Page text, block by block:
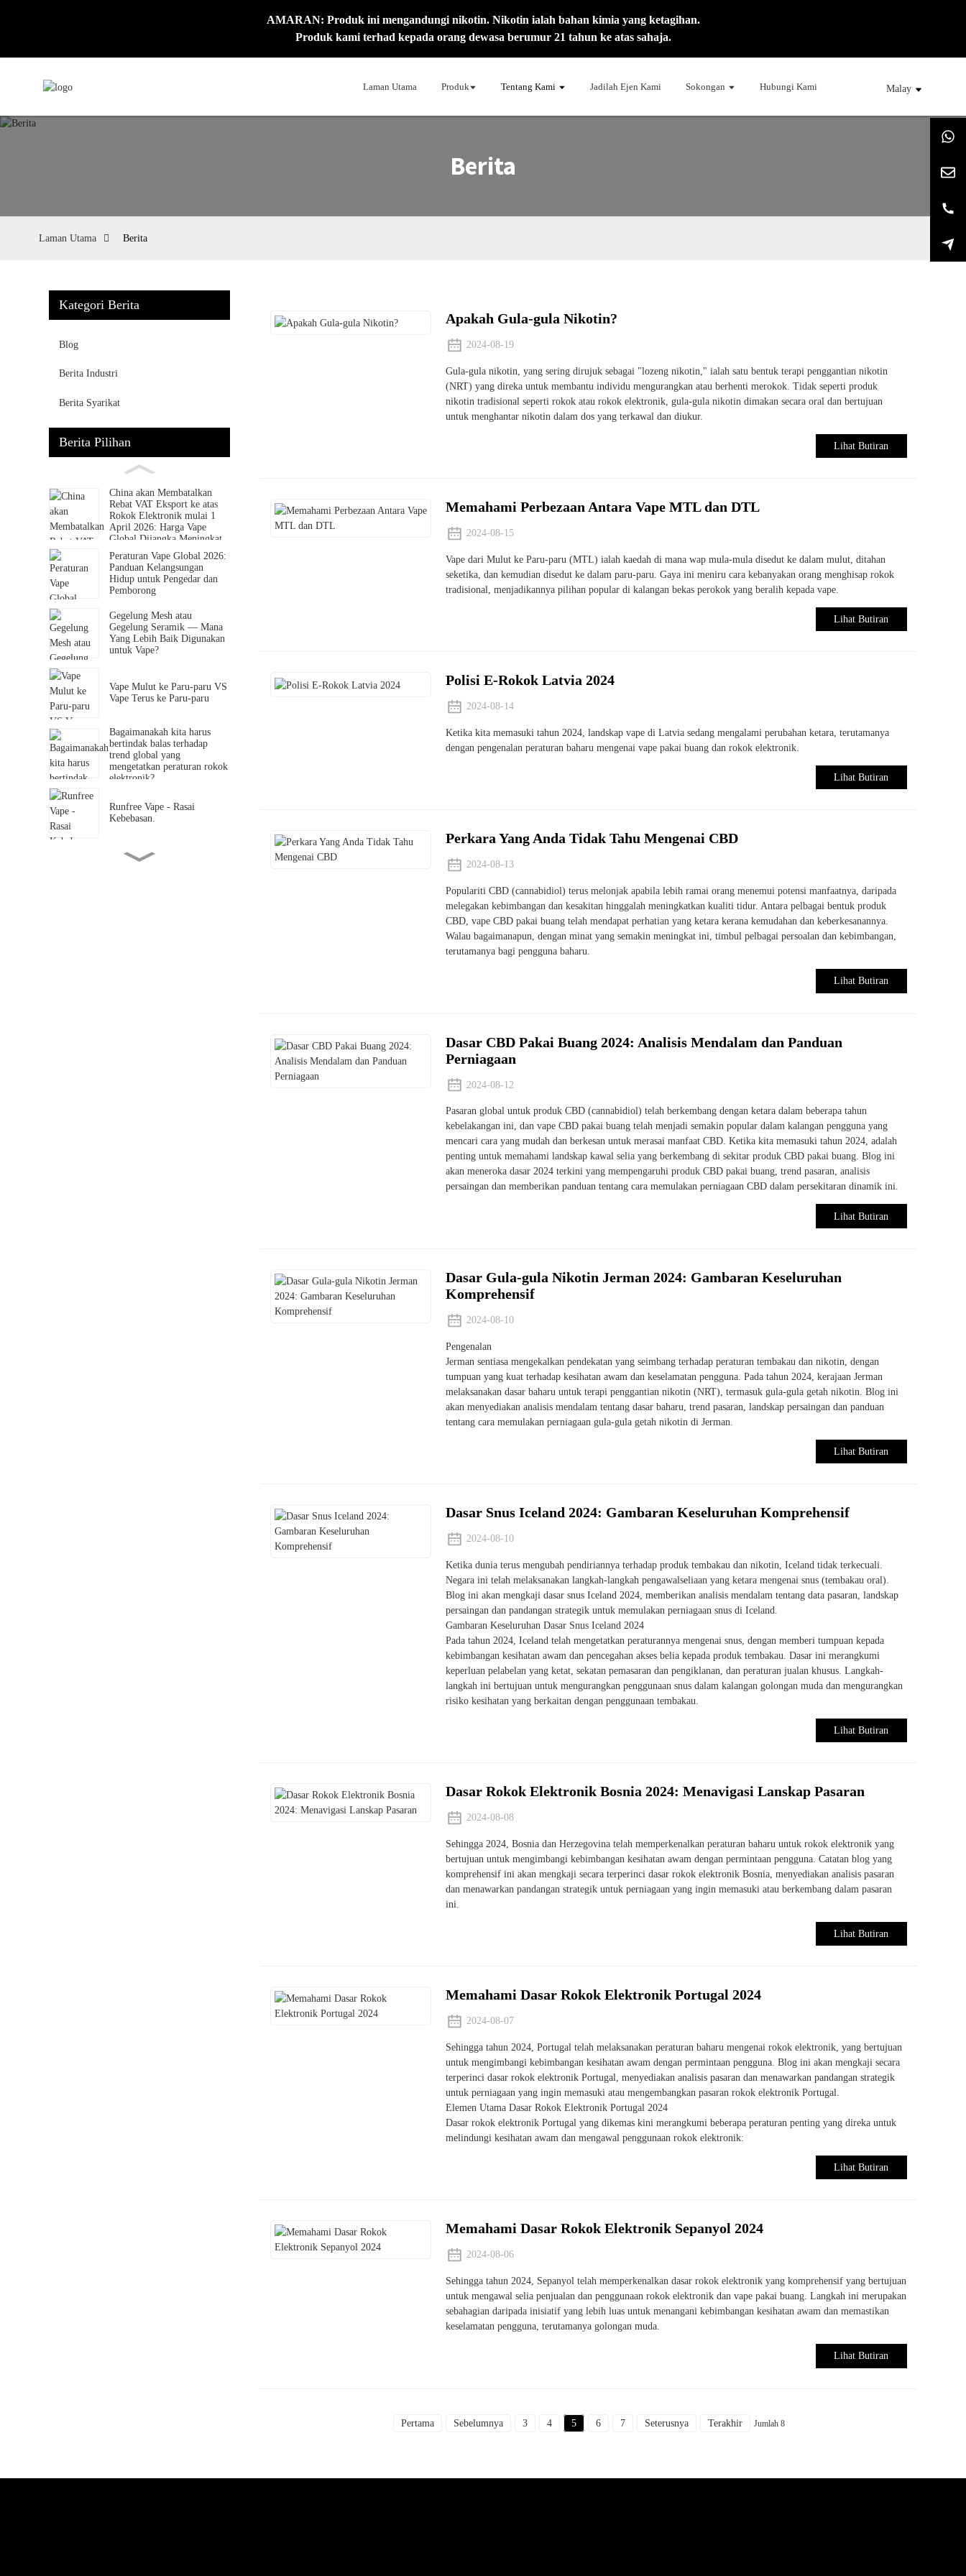
AMARAN: Produk ini mengandungi nikotin. Nikotin ialah bahan kimia yang ketagihan.
Produk kami terhad kepada orang dewasa berumur 21 tahun ke atas sahaja.
Laman Utama Produk Tentang Kami Jadilah Ejen Kami Sokongan Hubungi Kami Malay
Berita
Laman Utama Berita
Kategori Berita
Blog
Berita Industri
Berita Syarikat
Berita Pilihan
China akan Membatalkan
Rebat VAT Eksport ke atas
Rokok Elektronik mulai 1
April 2026: Harga Vape
Global Dijangka Meningkat
Peraturan Vape Global 2026:
Panduan Kelangsungan
Hidup untuk Pengedar dan
Pemborong
Gegelung Mesh atau
Gegelung Seramik — Mana
Yang Lebih Baik Digunakan
untuk Vape?
Vape Mulut ke Paru-paru VS
Vape Terus ke Paru-paru
Bagaimanakah kita harus
bertindak balas terhadap
trend global yang
mengetatkan peraturan rokok
elektronik?
Runfree Vape - Rasai
Kebebasan.
Apakah Gula-gula Nikotin?
2024-08-19
Gula-gula nikotin, yang sering dirujuk sebagai "lozeng nikotin," ialah satu bentuk terapi penggantian nikotin
(NRT) yang direka untuk membantu individu mengurangkan atau berhenti merokok. Tidak seperti produk
nikotin tradisional seperti rokok atau rokok elektronik, gula-gula nikotin dimakan secara oral dan bertujuan
untuk menghantar nikotin dalam dos yang terkawal dan diukur.
Lihat Butiran
Memahami Perbezaan Antara Vape MTL dan DTL
2024-08-15
Vape dari Mulut ke Paru-paru (MTL) ialah kaedah di mana wap mula-mula disedut ke dalam mulut, ditahan
seketika, dan kemudian disedut ke dalam paru-paru. Gaya ini meniru cara kebanyakan orang menghisap rokok
tradisional, menjadikannya pilihan popular di kalangan bekas perokok yang beralih kepada vape.
Lihat Butiran
Polisi E-Rokok Latvia 2024
2024-08-14
Ketika kita memasuki tahun 2024, landskap vape di Latvia sedang mengalami perubahan ketara, terutamanya
dengan pengenalan peraturan baharu mengenai vape pakai buang dan rokok elektronik.
Lihat Butiran
Perkara Yang Anda Tidak Tahu Mengenai CBD
2024-08-13
Populariti CBD (cannabidiol) terus melonjak apabila lebih ramai orang menemui potensi manfaatnya, daripada
melegakan kebimbangan dan kesakitan hinggalah meningkatkan kualiti tidur. Antara pelbagai bentuk produk
CBD, vape CBD pakai buang telah mendapat perhatian yang ketara kerana kemudahan dan keberkesanannya.
Walau bagaimanapun, dengan minat yang semakin meningkat ini, timbul pelbagai persoalan dan kebimbangan,
terutamanya bagi pengguna baharu.
Lihat Butiran
Dasar CBD Pakai Buang 2024: Analisis Mendalam dan Panduan
Perniagaan
2024-08-12
Pasaran global untuk produk CBD (cannabidiol) telah berkembang dengan ketara dalam beberapa tahun
kebelakangan ini, dan vape CBD pakai buang telah menjadi semakin popular dalam kalangan pengguna yang
mencari cara yang mudah dan berkesan untuk merasai manfaat CBD. Ketika kita memasuki tahun 2024, adalah
penting untuk memahami landskap kawal selia yang berkembang di sekitar produk CBD pakai buang. Blog ini
akan meneroka dasar 2024 terkini yang mempengaruhi produk CBD pakai buang, trend pasaran, analisis
persaingan dan memberikan panduan tentang cara memulakan perniagaan CBD dalam persekitaran dinamik ini.
Lihat Butiran
Dasar Gula-gula Nikotin Jerman 2024: Gambaran Keseluruhan
Komprehensif
2024-08-10
Pengenalan
Jerman sentiasa mengekalkan pendekatan yang seimbang terhadap peraturan tembakau dan nikotin, dengan
tumpuan yang kuat terhadap kesihatan awam dan keselamatan pengguna. Pada tahun 2024, kerajaan Jerman
melaksanakan dasar baharu untuk terapi penggantian nikotin (NRT), termasuk gula-gula getah nikotin. Blog ini
akan menyediakan analisis mendalam tentang dasar baharu, trend pasaran, landskap persaingan dan panduan
tentang cara memulakan perniagaan gula-gula getah nikotin di Jerman.
Lihat Butiran
Dasar Snus Iceland 2024: Gambaran Keseluruhan Komprehensif
2024-08-10
Ketika dunia terus mengubah pendiriannya terhadap produk tembakau dan nikotin, Iceland tidak terkecuali.
Negara ini telah melaksanakan langkah-langkah pengawalseliaan yang ketara mengenai snus (tembakau oral).
Blog ini akan mengkaji dasar snus Iceland 2024, memberikan analisis mendalam tentang data pasaran, landskap
persaingan dan pandangan strategik untuk memulakan perniagaan snus di Iceland.
Gambaran Keseluruhan Dasar Snus Iceland 2024
Pada tahun 2024, Iceland telah mengetatkan peraturannya mengenai snus, dengan memberi tumpuan kepada
kebimbangan kesihatan awam dan pencegahan akses belia kepada produk tembakau. Dasar ini merangkumi
keperluan pelabelan yang ketat, sekatan pemasaran dan pengiklanan, dan peraturan jualan khusus. Langkah-
langkah ini bertujuan untuk mengurangkan penggunaan snus dalam kalangan golongan muda dan mengurangkan
risiko kesihatan yang berkaitan dengan penggunaan tembakau.
Lihat Butiran
Dasar Rokok Elektronik Bosnia 2024: Menavigasi Lanskap Pasaran
2024-08-08
Sehingga 2024, Bosnia dan Herzegovina telah memperkenalkan peraturan baharu untuk rokok elektronik yang
bertujuan untuk mengimbangi kebimbangan kesihatan awam dengan permintaan pengguna. Catatan blog yang
komprehensif ini akan mengkaji secara terperinci dasar rokok elektronik Bosnia, menyediakan analisis pasaran
dan menawarkan pandangan strategik untuk perniagaan yang ingin memasuki atau berkembang dalam pasaran
ini.
Lihat Butiran
Memahami Dasar Rokok Elektronik Portugal 2024
2024-08-07
Sehingga tahun 2024, Portugal telah melaksanakan peraturan baharu mengenai rokok elektronik, yang bertujuan
untuk mengimbangi kebimbangan kesihatan awam dengan permintaan pengguna. Blog ini akan mengkaji secara
terperinci dasar rokok elektronik Portugal, menyediakan analisis pasaran dan menawarkan pandangan strategik
untuk perniagaan yang ingin memasuki atau mengembangkan pasaran rokok elektronik Portugal.
Elemen Utama Dasar Rokok Elektronik Portugal 2024
Dasar rokok elektronik Portugal yang dikemas kini merangkumi beberapa peraturan penting yang direka untuk
melindungi kesihatan awam dan mengawal penggunaan rokok elektronik:
Lihat Butiran
Memahami Dasar Rokok Elektronik Sepanyol 2024
2024-08-06
Sehingga tahun 2024, Sepanyol telah memperkenalkan dasar rokok elektronik yang komprehensif yang bertujuan
untuk mengawal selia penjualan dan penggunaan rokok elektronik dan vape pakai buang. Langkah ini merupakan
sebahagian daripada inisiatif yang lebih luas untuk menangani kebimbangan kesihatan awam dan memastikan
keselamatan pengguna, terutamanya golongan muda.
Lihat Butiran
Pertama Sebelumnya 3 4 5 6 7 Seterusnya Terakhir Jumlah 8